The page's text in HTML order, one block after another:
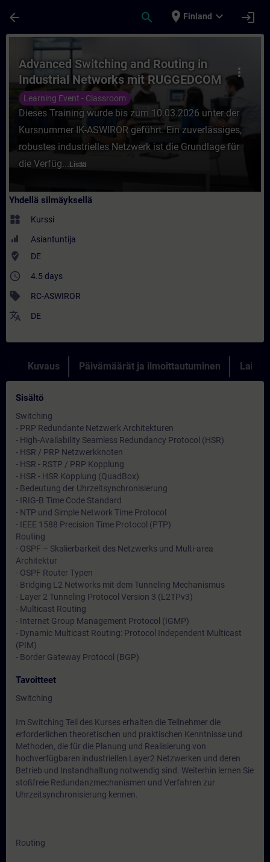
arrow_back search place Finland expand_more login
Kurssi - Advanced Switching and
more_vert
Advanced Switching and Routing in
Industrial Networks mit RUGGEDCOM
(Präsenz-Training)
Learning Event - Classroom
Dieses Training wurde bis zum 10.03.2026 unter der
Kursnummer IK-ASWIROR geführt. Ein zuverlässiges,
robustes industrielles Netzwerk ist die Grundlage für
die Verfüg... Lisää
Yhdellä silmäyksellä
widgets Kurssi
Asiantuntija
where_to_vote DE
access_time 4.5 days
sell RC-ASWIROR
translate DE
Kuvaus Päivämäärät ja ilmoittautuminen
Sisältö
Switching
- PRP Redundante Netzwerk Architekturen
- High-Availability Seamless Redundancy Protocol (HSR)
- HSR / PRP Netzwerkknoten
- HSR - RSTP / PRP Kopplung
- HSR - HSR Kopplung (QuadBox)
- Bedeutung der Uhrzeitsynchronisierung
- IRIG-B Time Code Standard
- NTP und Simple Network Time Protocol
- IEEE 1588 Precision Time Protocol (PTP)
Routing
- OSPF – Skalierbarkeit des Netzwerks und Multi-area
Architektur
- OSPF Router Typen
- Bridging L2 Networks mit dem Tunneling Mechanismus
- Layer 2 Tunneling Protocol Version 3 (L2TPv3)
- Multicast Routing
- Internet Group Management Protocol (IGMP)
- Dynamic Multicast Routing: Protocol Independent Multicast
(PIM)
- Border Gateway Protocol (BGP)
Tavoitteet
Switching
Im Switching Teil des Kurses erhalten die Teilnehmer die
erforderlichen theoretischen und praktischen Kenntnisse und
Methoden, die für die Planung und Realisierung von
hochverfügbaren industriellen Layer2 Netzwerken und deren
Betrieb und Instandhaltung notwendig sind. Weiterhin lernen Sie
stoßfreie Redundanzmechanismen und Verfahren zur
Uhrzeitsynchronisierung kennen.
Routing